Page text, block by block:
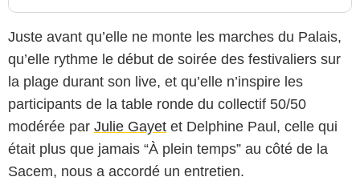
Juste avant qu’elle ne monte les marches du Palais,
qu’elle rythme le début de soirée des festivaliers sur
la plage durant son live, et qu’elle n’inspire les
participants de la table ronde du collectif 50/50
modérée par Julie Gayet et Delphine Paul, celle qui
était plus que jamais “À plein temps” au côté de la
Sacem, nous a accordé un entretien.